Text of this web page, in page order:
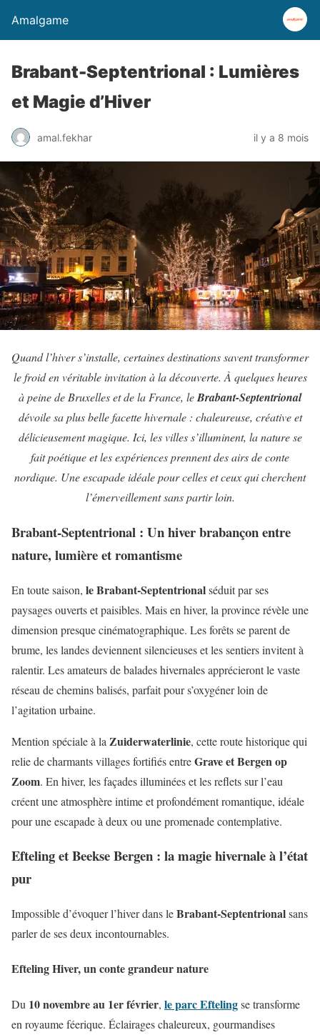
Amalgame
Brabant-Septentrional : Lumières
et Magie d’Hiver
amal.fekhar il y a 8 mois
Quand l’hiver s’installe, certaines destinations savent transformer
le froid en véritable invitation à la découverte. À quelques heures
à peine de Bruxelles et de la France, leBrabant-Septentrional
dévoile sa plus belle facette hivernale : chaleureuse, créative et
délicieusement magique. Ici, les villes s’illuminent, la nature se
fait poétique et les expériences prennent des airs de conte
nordique. Une escapade idéale pour celles et ceux qui cherchent
l’émerveillement sans partir loin.
Brabant-Septentrional : Un hiver brabançon entre
nature, lumière et romantisme
En toute saison, le Brabant-Septentrionalséduit par ses
paysages ouverts et paisibles. Mais en hiver, la province révèle une
dimension presque cinématographique. Les forêts se parent de
brume, les landes deviennent silencieuses et les sentiers invitent à
ralentir. Les amateurs de balades hivernales apprécieront le vaste
réseau de chemins balisés, parfait pour s’oxygéner loin de
l’agitation urbaine.
Mention spéciale à la Zuiderwaterlinie, cette route historique qui
relie de charmants villages fortifiés entreGrave et Bergen op
Zoom. En hiver, les façades illuminées et les reflets sur l’eau
créent une atmosphère intime et profondément romantique, idéale
pour une escapade à deux ou une promenade contemplative.
Efteling et Beekse Bergen : la magie hivernale à l’état
pur
Impossible d’évoquer l’hiver dans leBrabant-Septentrionalsans
parler de ses deux incontournables.
Efteling Hiver, un conte grandeur nature
Du 10 novembre au 1er février, le parc Eftelingse transforme
en royaume féerique. Éclairages chaleureux, gourmandises